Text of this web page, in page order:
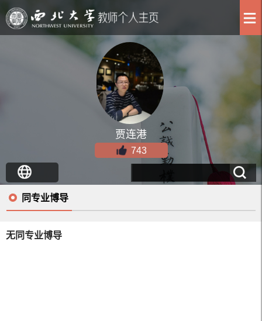
贾连港
743
同专业博导
无同专业博导